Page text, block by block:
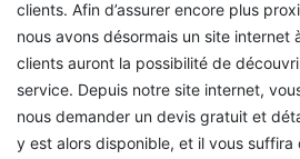
clients. Afin d’assurer encore plus
nous avons désormais un site internet
clients auront la possibilité de
service. Depuis notre site internet,
nous demander un devis gratuit et
y est alors disponible, et il vous suffira